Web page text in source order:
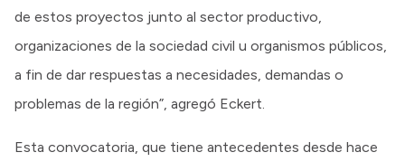
de estos proyectos junto al sector productivo,
organizaciones de la sociedad civil u organismos públicos,
a fin de dar respuestas a necesidades, demandas o
problemas de la región”, agregó Eckert.
Esta convocatoria, que tiene antecedentes desde hace